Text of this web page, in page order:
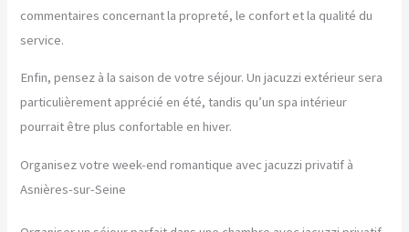
commentaires concernant la propreté, le confort et la qualité du
service.
Enfin, pensez à la saison de votre séjour. Un jacuzzi extérieur sera
particulièrement apprécié en été, tandis qu’un spa intérieur
pourrait être plus confortable en hiver.
Organisez votre week-end romantique avec jacuzzi privatif à
Asnières-sur-Seine